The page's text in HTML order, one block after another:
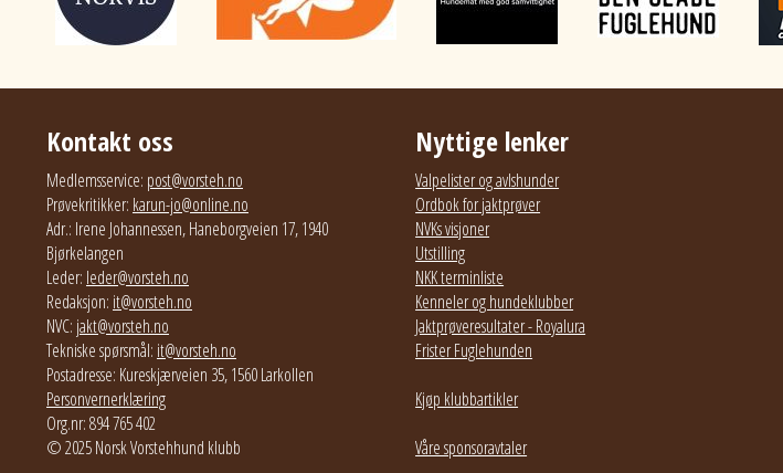
Kontakt oss
Medlemsservice: post@vorsteh.no
Prøvekritikker: karun-jo@online.no
Adr.: Irene Johannessen, Haneborgveien 17, 1940
Bjørkelangen
Leder: leder@vorsteh.no
Redaksjon: it@vorsteh.no
NVC: jakt@vorsteh.no
Tekniske spørsmål: it@vorsteh.no
Postadresse: Kureskjærveien 35, 1560 Larkollen
Personvernerklæring
Org.nr: 894 765 402
© 2025 Norsk Vorstehhund klubb
Nyttige lenker
Valpelister og avlshunder
Ordbok for jaktprøver
NVKs visjoner
Utstilling
NKK terminliste
Kenneler og hundeklubber
Jaktprøveresultater - Royalura
Frister Fuglehunden
Kjøp klubbartikler
Våre sponsoravtaler